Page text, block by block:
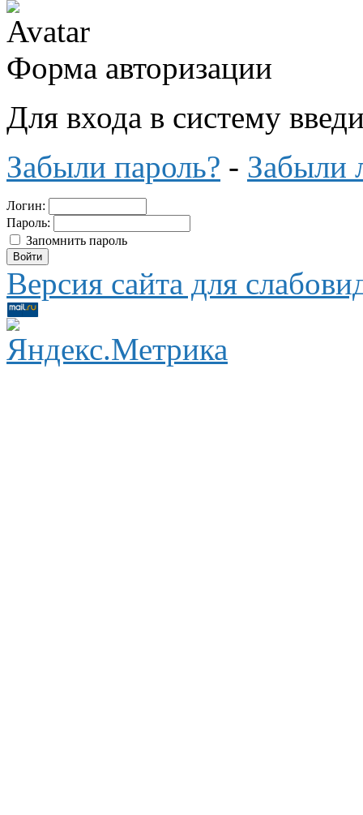
Форма авторизации
Для входа в систему
Забыли пароль? - Забыли
Логин:
Пароль:
Запомнить пароль
Версия сайта для